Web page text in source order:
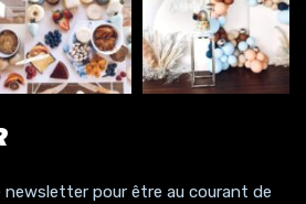
newsletter pour être au courant de